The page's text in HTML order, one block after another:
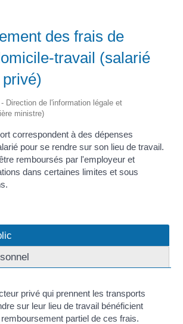
des frais de
travail (salarié
Direction de l'information légale et
ministre)
correspondent à des dépenses
pour se rendre sur son lieu de travail.
remboursés par l'employeur et
dans certaines limites et sous
privé qui prennent les transports
sur leur lieu de travail bénéficient
partiel de ces frais.